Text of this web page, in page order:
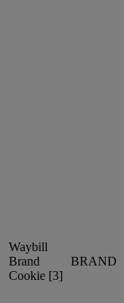
Waybill
Brand
Cookie [3]
BRAND